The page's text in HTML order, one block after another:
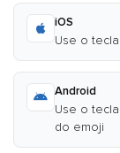
iOS
Use o
Android
Use o
do emoji